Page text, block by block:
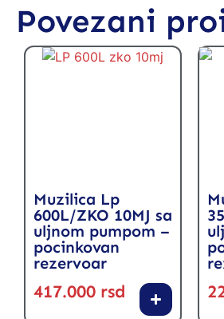
Povezani
Muzilica Lp
600L/ZKO 10MJ sa
uljnom pumpom –
pocinkovan
rezervoar
417.000 rsd